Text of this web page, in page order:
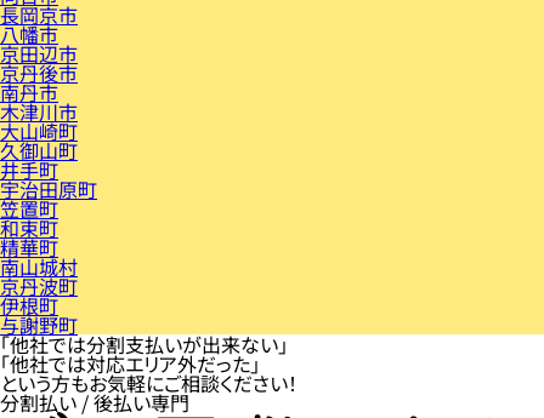
長岡京市
八幡市
京田辺市
京丹後市
南丹市
木津川市
大山崎町
久御山町
井手町
宇治田原町
笠置町
和束町
精華町
南山城村
京丹波町
伊根町
与謝野町
「他社では分割支払いが出来ない」
「他社では対応エリア外だった」
という方もお気軽にご相談ください！
分割払い / 後払い専門